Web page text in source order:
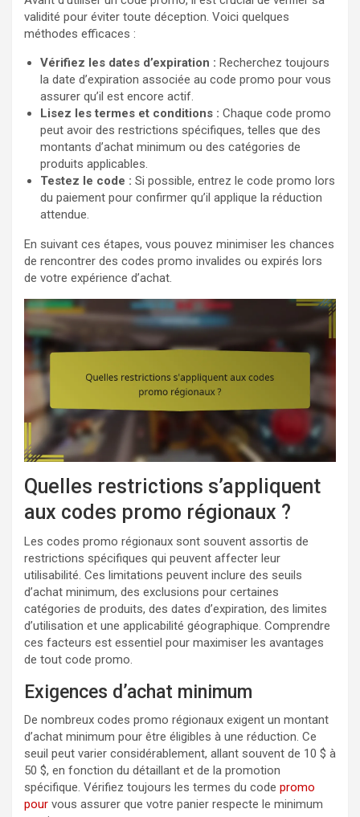
validité pour éviter toute déception. Voici quelques
méthodes efficaces :
Vérifiez les dates d’expiration : Recherchez toujours
la date d’expiration associée au code promo pour vous
assurer qu’il est encore actif.
Lisez les termes et conditions : Chaque code promo
peut avoir des restrictions spécifiques, telles que des
montants d’achat minimum ou des catégories de
produits applicables.
Testez le code : Si possible, entrez le code promo lors
du paiement pour confirmer qu’il applique la réduction
attendue.
En suivant ces étapes, vous pouvez minimiser les chances
de rencontrer des codes promo invalides ou expirés lors
de votre expérience d’achat.
Quelles restrictions s’appliquent
aux codes promo régionaux ?
Les codes promo régionaux sont souvent assortis de
restrictions spécifiques qui peuvent affecter leur
utilisabilité. Ces limitations peuvent inclure des seuils
d’achat minimum, des exclusions pour certaines
catégories de produits, des dates d’expiration, des limites
d’utilisation et une applicabilité géographique. Comprendre
ces facteurs est essentiel pour maximiser les avantages
de tout code promo.
Exigences d’achat minimum
De nombreux codes promo régionaux exigent un montant
d’achat minimum pour être éligibles à une réduction. Ce
seuil peut varier considérablement, allant souvent de 10 $ à
50 $, en fonction du détaillant et de la promotion
spécifique. Vérifiez toujours les termes du code promo
pour vous assurer que votre panier respecte le minimum